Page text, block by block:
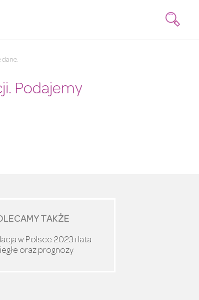
dane.
Podajemy
TAKŻE
w Polsce 2023 i lata
oraz prognozy